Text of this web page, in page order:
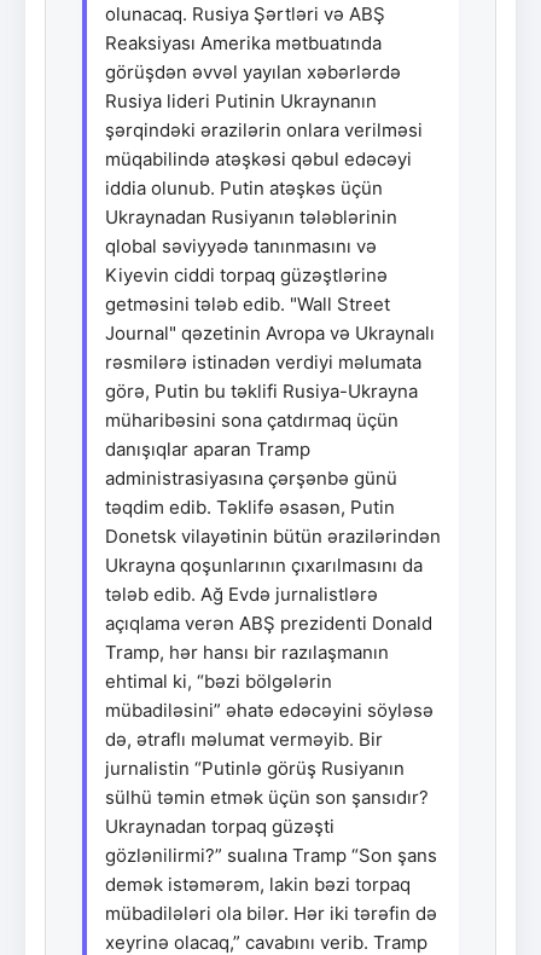
olunacaq. Rusiya Şərtləri və ABŞ
Reaksiyası Amerika mətbuatında
görüşdən əvvəl yayılan xəbərlərdə
Rusiya lideri Putinin Ukraynanın
şərqindəki ərazilərin onlara verilməsi
müqabilində atəşkəsi qəbul edəcəyi
iddia olunub. Putin atəşkəs üçün
Ukraynadan Rusiyanın tələblərinin
qlobal səviyyədə tanınmasını və
Kiyevin ciddi torpaq güzəştlərinə
getməsini tələb edib. "Wall Street
Journal" qəzetinin Avropa və Ukraynalı
rəsmilərə istinadən verdiyi məlumata
görə, Putin bu təklifi Rusiya-Ukrayna
müharibəsini sona çatdırmaq üçün
danışıqlar aparan Tramp
administrasiyasına çərşənbə günü
təqdim edib. Təklifə əsasən, Putin
Donetsk vilayətinin bütün ərazilərindən
Ukrayna qoşunlarının çıxarılmasını da
tələb edib. Ağ Evdə jurnalistlərə
açıqlama verən ABŞ prezidenti Donald
Tramp, hər hansı bir razılaşmanın
ehtimal ki, “bəzi bölgələrin
mübadiləsini” əhatə edəcəyini söyləsə
də, ətraflı məlumat verməyib. Bir
jurnalistin “Putinlə görüş Rusiyanın
sülhü təmin etmək üçün son şansıdır?
Ukraynadan torpaq güzəşti
gözlənilirmi?” sualına Tramp “Son şans
demək istəmərəm, lakin bəzi torpaq
mübadilələri ola bilər. Hər iki tərəfin də
xeyrinə olacaq,” cavabını verib. Tramp